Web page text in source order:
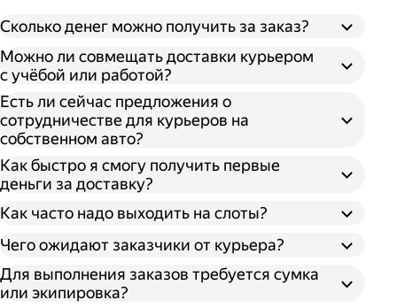
Сколько денег можно получить за заказ?
Можно ли совмещать доставки курьером
с учёбой или работой?
Есть ли сейчас предложения о
сотрудничестве для курьеров на
собственном авто?
Как быстро я смогу получить первые
деньги за доставку?
Как часто надо выходить на слоты?
Чего ожидают заказчики от курьера?
Для выполнения заказов требуется сумка
или экипировка?